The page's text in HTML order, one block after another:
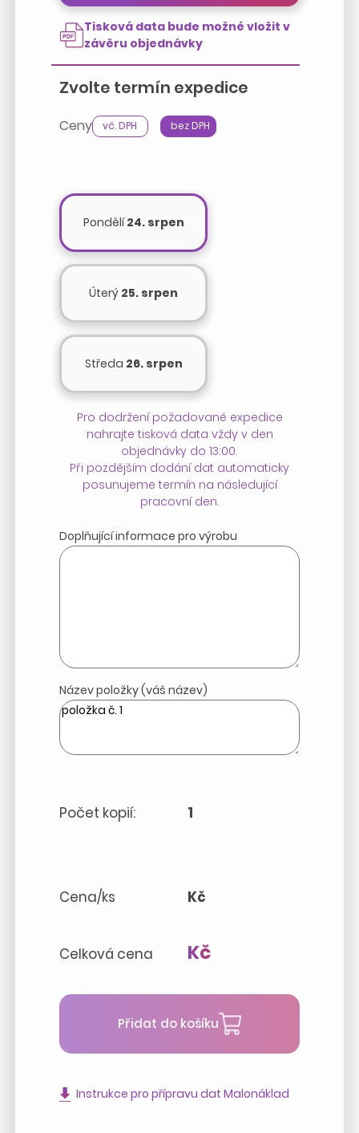
Tisková data bude možné vložit v
závěru objednávky
Zvolte termín expedice
Ceny vč. DPH bez DPH
Pondělí24. srpen
Úterý 25. srpen
Středa 26. srpen
Pro dodržení požadované expedice
nahrajte tisková data vždy v den
objednávky do 13:00.
Při pozdějším dodání dat automaticky
posunujeme termín na následující
pracovní den.
Název položky (váš název)
Počet kopií: 1
Cena/ks Kč
Celková cena Kč
Doplňující informace pro výrobu
Přidat do košíku
Instrukce pro přípravu dat Malonáklad